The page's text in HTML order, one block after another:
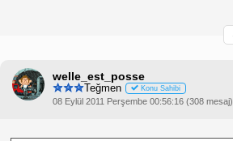
welle_est_posse
Teğmen Konu Sahibi
08 Eylül 2011 Perşembe 00:56:16 (308 mesaj)